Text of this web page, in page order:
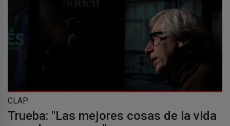
CLAP
Trueba: "Las mejores cosas de la vida